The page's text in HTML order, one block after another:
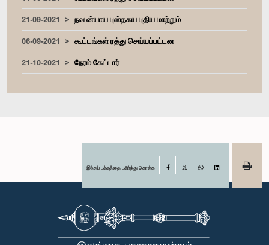
21-09-2021
நவ ன்யாய புஸ்தகய புதிய மாற்றும்
06-09-2021
கூட்டங்கள் ரத்து செய்யப்பட்டன
21-10-2021
நேரம் கேட்டார்
இந்தப் பக்கத்தை பகிர்ந்து கொள்க Facebook